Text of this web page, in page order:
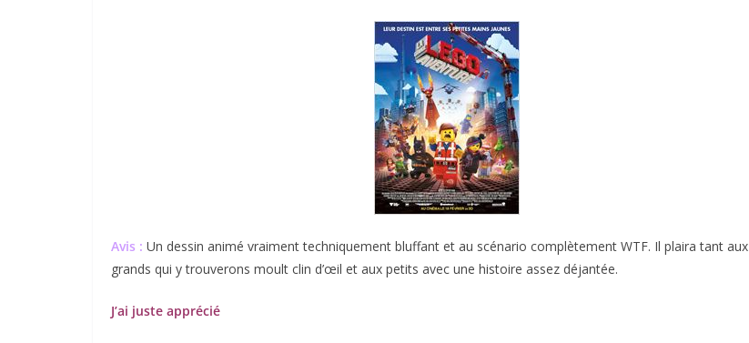
Avis : Un dessin animé vraiment techniquement bluffant et au scénario complètement WTF. Il plaira tant aux
grands qui y trouverons moult clin d’œil et aux petits avec une histoire assez déjantée.
J’ai juste apprécié